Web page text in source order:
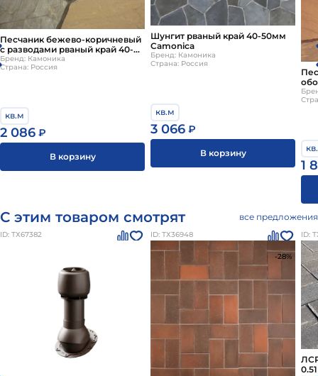
Песчаник бежево-коричневый
с разводами рваный край 40-
50мм Camonica
Бренд: Камоника
Страна: Россия
кв.м
2 086 ₽
В корзину
Шунгит рваный край 40-50мм
Camonica
Бренд: Камоника
Страна: Россия
кв.м
3 066 ₽
В корзину
35
1
С этим товаром смотрят все предложения
ID: ТХ67382 ID: ТХ36948
-28%
ID: